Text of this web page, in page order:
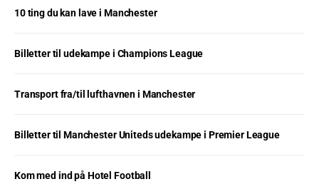
10 ting du kan lave i Manchester
Billetter til udekampe i Champions League
Transport fra/til lufthavnen i Manchester
Billetter til Manchester Uniteds udekampe i Premier League
Kom med ind på Hotel Football